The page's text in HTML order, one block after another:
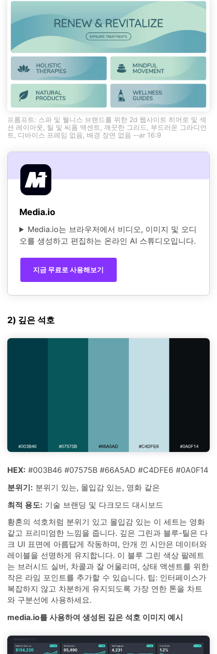
프롬프트: 스파 및 웰니스 브랜드를 위한 2d 웹사이트 히어로 및 섹
션 레이아웃, 틸 및 씨폼 액센트, 깨끗한 그리드, 부드러운 그라디언
트, 디바이스 프레임 없음, 배경 장면 없음 --ar 16:9
Media.io
Media.io는 브라우저에서 비디오, 이미지 및 오디
오를 생성하고 편집하는 온라인 AI 스튜디오입니다.
지금 무료로 사용해보기
2) 깊은 석호
HEX: #003B46 #07575B #66A5AD #C4DFE6 #0A0F14
분위기: 분위기 있는, 몰입감 있는, 영화 같은
최적 용도: 기술 브랜딩 및 다크모드 대시보드
황혼의 석호처럼 분위기 있고 몰입감 있는 이 세트는 영화
같고 프리미엄한 느낌을 줍니다. 깊은 그린과 블루-틸은 다
크 UI 표면에 아름답게 작동하며, 안개 낀 시안은 데이터와
레이블을 선명하게 유지합니다. 이 블루 그린 색상 팔레트
는 브러시드 실버, 차콜과 잘 어울리며, 상태 액센트를 위한
작은 라임 포인트를 추가할 수 있습니다. 팁: 인터페이스가
복잡하지 않고 차분하게 유지되도록 가장 연한 톤을 차트
와 구분선에 사용하세요.
media.io를 사용하여 생성된 깊은 석호 이미지 예시